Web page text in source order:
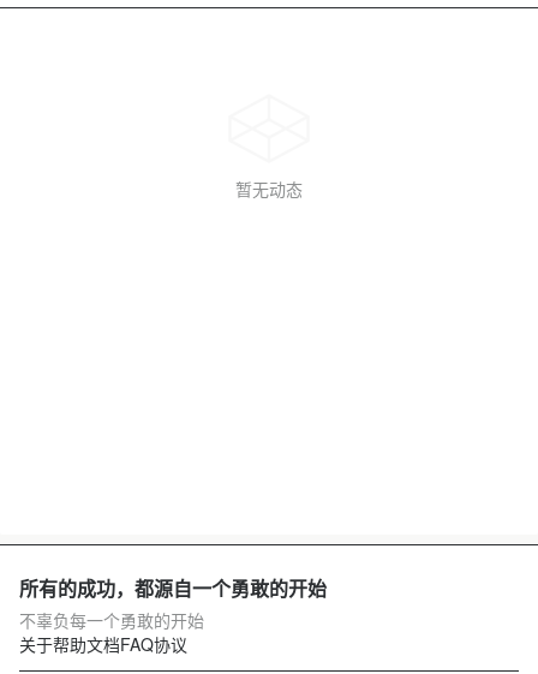
暂无动态
所有的成功，都源自一个勇敢的开始
不辜负每一个勇敢的开始
关于帮助文档FAQ协议